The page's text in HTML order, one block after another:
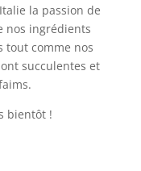
la passion de
nos ingrédients
tout comme nos
succulentes et
bientôt !